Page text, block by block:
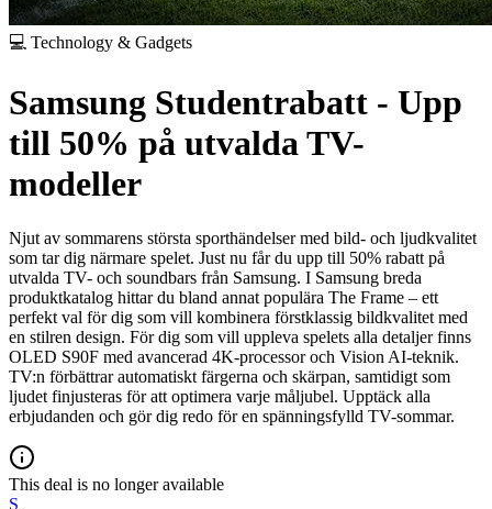
💻 Technology & Gadgets
Samsung Studentrabatt - Upp
till 50% på utvalda TV-
modeller
Njut av sommarens största sporthändelser med bild- och ljudkvalitet
som tar dig närmare spelet. Just nu får du upp till 50% rabatt på
utvalda TV- och soundbars från Samsung. I Samsung breda
produktkatalog hittar du bland annat populära The Frame – ett
perfekt val för dig som vill kombinera förstklassig bildkvalitet med
en stilren design. För dig som vill uppleva spelets alla detaljer finns
OLED S90F med avancerad 4K-processor och Vision AI-teknik.
TV:n förbättrar automatiskt färgerna och skärpan, samtidigt som
ljudet finjusteras för att optimera varje måljubel. Upptäck alla
erbjudanden och gör dig redo för en spänningsfylld TV-sommar.
This deal is no longer available
S